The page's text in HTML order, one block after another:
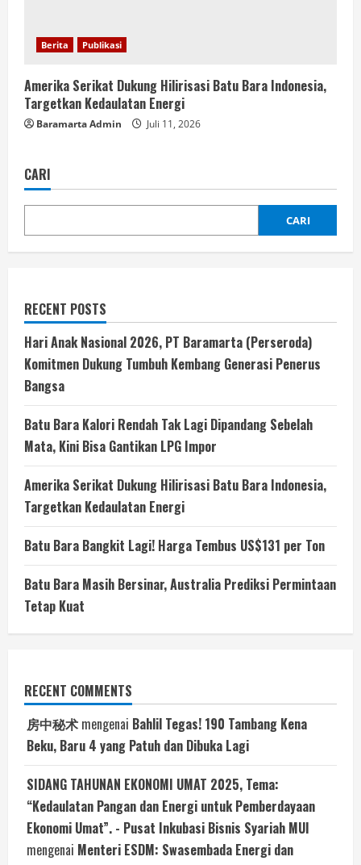
Berita Publikasi
Amerika Serikat Dukung Hilirisasi Batu Bara Indonesia,
Targetkan Kedaulatan Energi
Baramarta Admin Juli 11, 2026
CARI
CARI
RECENT POSTS
Hari Anak Nasional 2026, PT Baramarta (Perseroda)
Komitmen Dukung Tumbuh Kembang Generasi Penerus
Bangsa
Batu Bara Kalori Rendah Tak Lagi Dipandang Sebelah
Mata, Kini Bisa Gantikan LPG Impor
Amerika Serikat Dukung Hilirisasi Batu Bara Indonesia,
Targetkan Kedaulatan Energi
Batu Bara Bangkit Lagi! Harga Tembus US$131 per Ton
Batu Bara Masih Bersinar, Australia Prediksi Permintaan
Tetap Kuat
RECENT COMMENTS
房中秘术 mengenai Bahlil Tegas! 190 Tambang Kena
Beku, Baru 4 yang Patuh dan Dibuka Lagi
SIDANG TAHUNAN EKONOMI UMAT 2025, Tema:
“Kedaulatan Pangan dan Energi untuk Pemberdayaan
Ekonomi Umat”. - Pusat Inkubasi Bisnis Syariah MUI
mengenai Menteri ESDM: Swasembada Energi dan